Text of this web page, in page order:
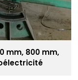
mm, 800 mm,